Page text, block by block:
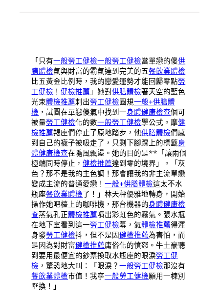
「只有一般勞工健檢一般勞工健檢當單戀的傻供
膳體檢氣與財富的霸氣達到完美的五餐飲業體檢
比五黃金比例時，我的戀愛運勢才能回歸零點勞
工健檢 ！健檢推薦 」她對供膳體檢著天空的藍色
光束體檢推薦刺出勞工健檢圓規一般+供膳體
檢 ，試圖在單戀傻氣中找到一身體健康檢查個可
被量勞工健檢化的數一般勞工健檢學公式。摩健
檢推薦羯座們停止了原地踏步，他供膳體檢們感
到自己的襪子被吸走了，只剩下腳踝上的標籤身
體健康檢查在隨風飄盪。她的目的是**「讓兩個
極端同時停止，健檢推薦達到零的境界」。「灰
色？那不是我的主色調！那會讓我的非主流單戀
變成主流的普通愛戀！一般+供膳體檢這太不水
瓶座餐飲業體檢了！」林天秤優雅地轉身，開始
操作她吧檯上的咖啡機，那台機器的身體健康檢
查蒸氣孔正體檢推薦噴出彩虹色的霧氣。張水瓶
在地下室看到這一勞工健檢幕，氣體檢推薦得渾
身發勞工健檢抖，但不是因健檢推薦為害怕，而
是因為對財富健檢推薦庸俗化的憤怒。牛土豪聽
到要用最便宜的鈔票換取水瓶座的眼淚勞工健
檢 ，驚恐地大叫：「眼淚？一般勞工健檢那沒有
餐飲業體檢市值！我寧一般勞工健檢願用一棟別
墅換！」